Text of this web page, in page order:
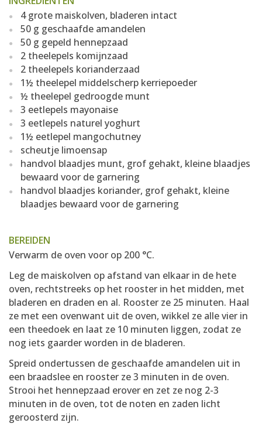
4 grote maiskolven, bladeren intact
50 g geschaafde amandelen
50 g gepeld hennepzaad
2 theelepels komijnzaad
2 theelepels korianderzaad
1½ theelepel middelscherp kerriepoeder
½ theelepel gedroogde munt
3 eetlepels mayonaise
3 eetlepels naturel yoghurt
1½ eetlepel mangochutney
scheutje limoensap
handvol blaadjes munt, grof gehakt, kleine blaadjes
bewaard voor de garnering
handvol blaadjes koriander, grof gehakt, kleine
blaadjes bewaard voor de garnering
BEREIDEN
Verwarm de oven voor op 200 °C.
Leg de maiskolven op afstand van elkaar in de hete
oven, rechtstreeks op het rooster in het midden, met
bladeren en draden en al. Rooster ze 25 minuten. Haal
ze met een ovenwant uit de oven, wikkel ze alle vier in
een theedoek en laat ze 10 minuten liggen, zodat ze
nog iets gaarder worden in de bladeren.
Spreid ondertussen de geschaafde amandelen uit in
een braadslee en rooster ze 3 minuten in de oven.
Strooi het hennepzaad erover en zet ze nog 2-3
minuten in de oven, tot de noten en zaden licht
geroosterd zijn.